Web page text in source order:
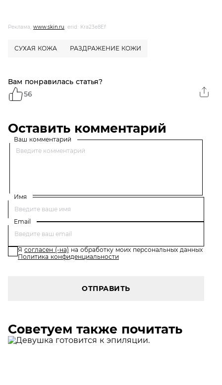
Реклама, www.skin.ru, erid: Kra23e8Ef
СУХАЯ КОЖА РАЗДРАЖЕНИЕ КОЖИ
Вам понравилась статья?
56
Оставить комментарий
Ваш комментарий
Имя
Email
Я согласен (-на) на обработку моих персональных данных
Политика конфиденциальности
ОТПРАВИТЬ
Советуем также почитать